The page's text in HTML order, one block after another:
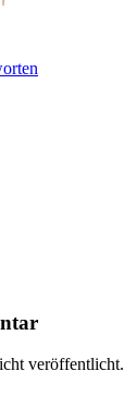
veröffentlicht.